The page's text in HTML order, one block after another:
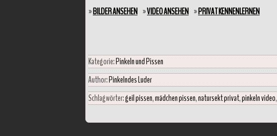
»BILDER ANSEHEN »VIDEO ANSEHEN »PRIVAT KENNENLERNEN
Kategorie:Pinkeln und Pissen
Author:Pinkelndes Luder
Schlagwörter:geil pissen,mädchen pissen,natursekt privat,pinkeln video,